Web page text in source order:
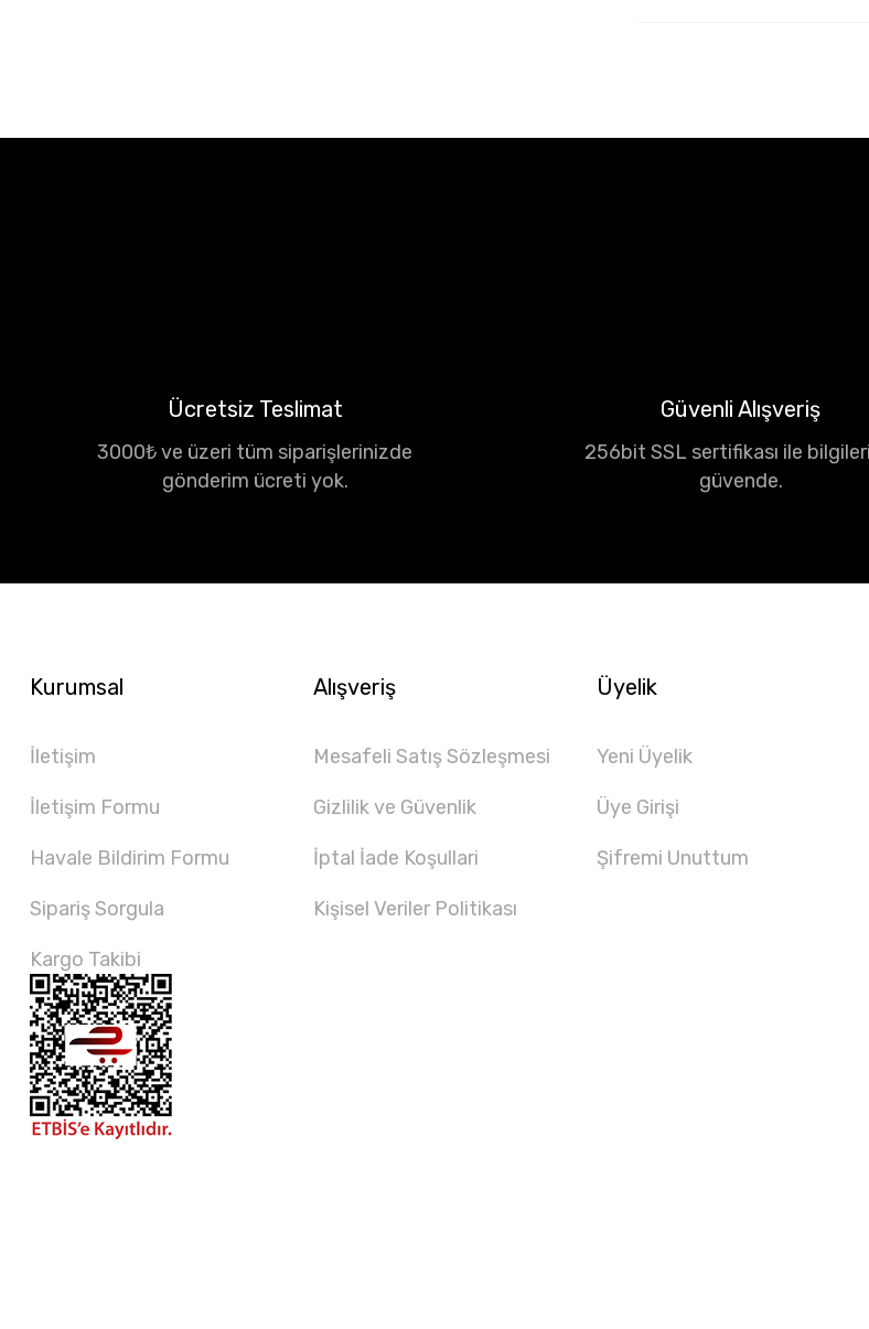
Ücretsiz Teslimat
3000₺ ve üzeri tüm siparişlerinizde
gönderim ücreti yok.
Güvenli Alışveriş
256bit SSL sertifikası ile
güvende.
Kurumsal
İletişim
İletişim Formu
Havale Bildirim Formu
Sipariş Sorgula
Kargo Takibi
Alışveriş
Mesafeli Satış Sözleşmesi
Gizlilik ve Güvenlik
İptal İade Koşullari
Kişisel Veriler Politikası
Üyelik
Yeni Üyelik
Üye Girişi
Şifremi Unuttum